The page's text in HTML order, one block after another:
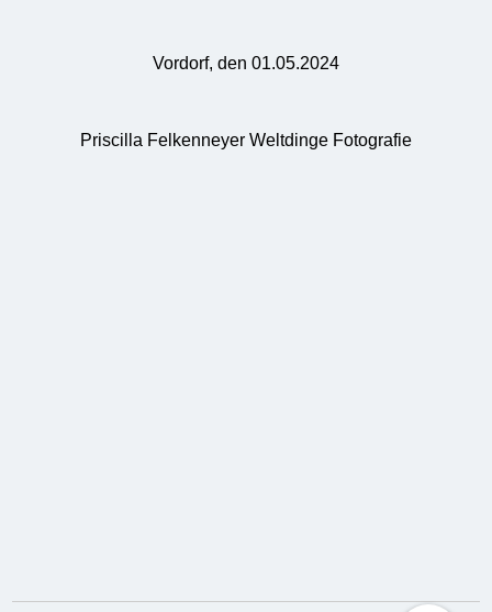
Vordorf, den 01.05.2024
Priscilla Felkenneyer Weltdinge Fotografie